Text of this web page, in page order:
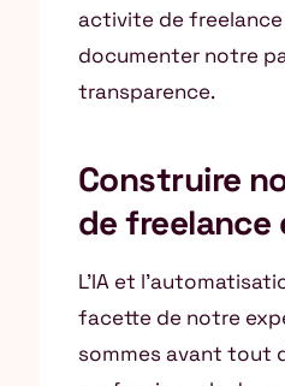
activite de
documenter notre
transparence.
Construire
de freelance
L’IA et
facette de notre
sommes avant tout